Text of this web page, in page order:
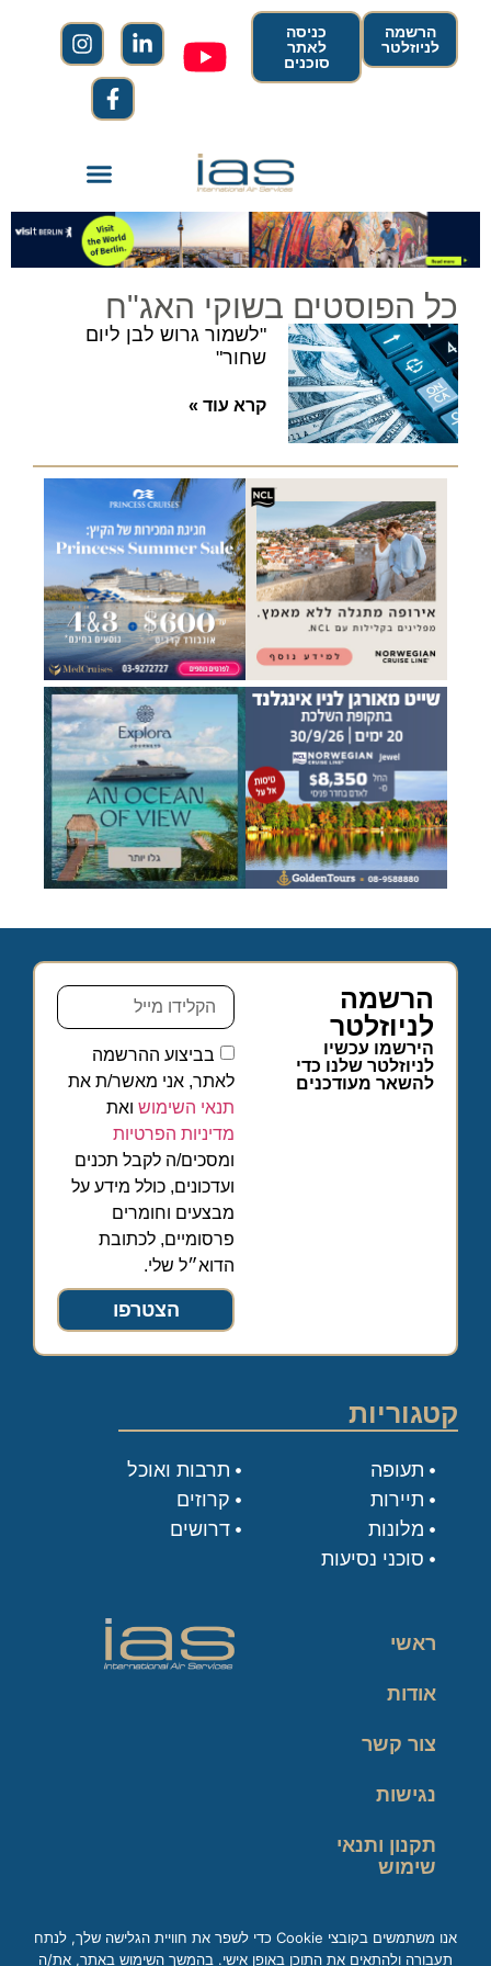
הרשמה
לניוזלטר
כניסה
לאתר
סוכנים
כל הפוסטים בשוקי האג"ח
"לשמור גרוש לבן ליום
שחור"
קרא עוד »
הרשמה
לניוזלטר
הירשמו עכשיו
לניוזלטר שלנו כדי
להשאר מעודכנים
בביצוע ההרשמה
לאתר, אני מאשר/ת את
תנאי השימוש ואת
מדיניות הפרטיות
ומסכים/ה לקבל תכנים
ועדכונים, כולל מידע על
מבצעים וחומרים
פרסומיים, לכתובת
הדוא״ל שלי.
הצטרפו
קטגוריות
תעופה
תיירות
מלונות
סוכני נסיעות
תרבות ואוכל
קרוזים
דרושים
ראשי
אודות
צור קשר
נגישות
תקנון ותנאי
שימוש
אנו משתמשים בקובצי Cookie כדי לשפר את חוויית הגלישה שלך, לנתח
תעבורה ולהתאים את התוכן באופן אישי. בהמשך השימוש באתר, את/ה